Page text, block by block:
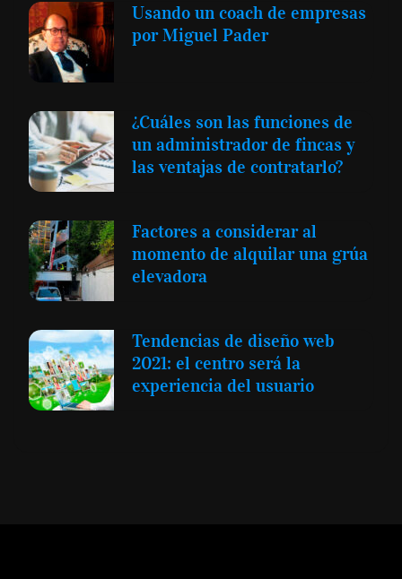
Usando un coach de empresas
por Miguel Pader
¿Cuáles son las funciones de
un administrador de fincas y
las ventajas de contratarlo?
Factores a considerar al
momento de alquilar una grúa
elevadora
Tendencias de diseño web
2021: el centro será la
experiencia del usuario